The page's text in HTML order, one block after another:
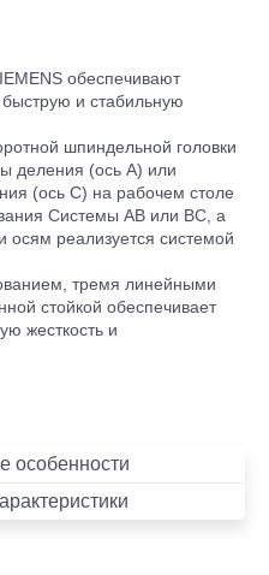
обеспечивают
быструю и стабильную
шпиндельной головки
деления (ось A) или
(ось C) на рабочем столе
Системы AB или BC, а
осям реализуется системой
тремя линейными
стойкой обеспечивает
жесткость и
особенности